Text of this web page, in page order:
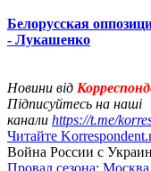
Белорусская
- Лукашенко
Новини від
Підписуйтесь на наші
канали https://t.me/
Читайте
Война России с
Провал сезона: